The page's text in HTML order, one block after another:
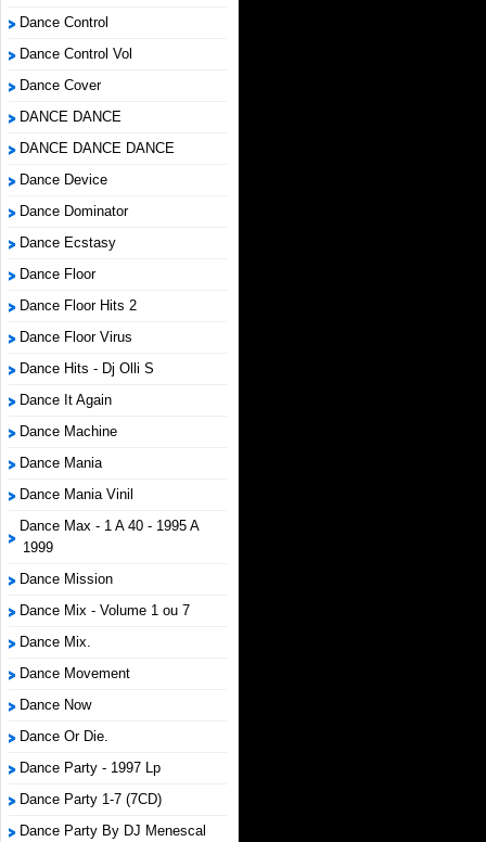
Dance Control
Dance Control Vol
Dance Cover
DANCE DANCE
DANCE DANCE DANCE
Dance Device
Dance Dominator
Dance Ecstasy
Dance Floor
Dance Floor Hits 2
Dance Floor Virus
Dance Hits - Dj Olli S
Dance It Again
Dance Machine
Dance Mania
Dance Mania Vinil
Dance Max - 1 A 40 - 1995 A
1999
Dance Mission
Dance Mix - Volume 1 ou 7
Dance Mix.
Dance Movement
Dance Now
Dance Or Die.
Dance Party - 1997 Lp
Dance Party 1-7 (7CD)
Dance Party By DJ Menescal